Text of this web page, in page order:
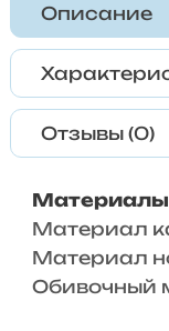
Описание
Отзывы (0)
Материалы
Материал
Материал
Обивочный